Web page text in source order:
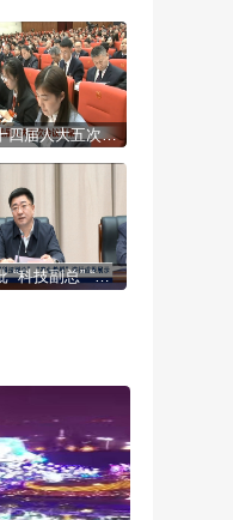
自治区十四届人大五次会议开幕
我市首批 “科技副总” “产业教授”进行成果展示